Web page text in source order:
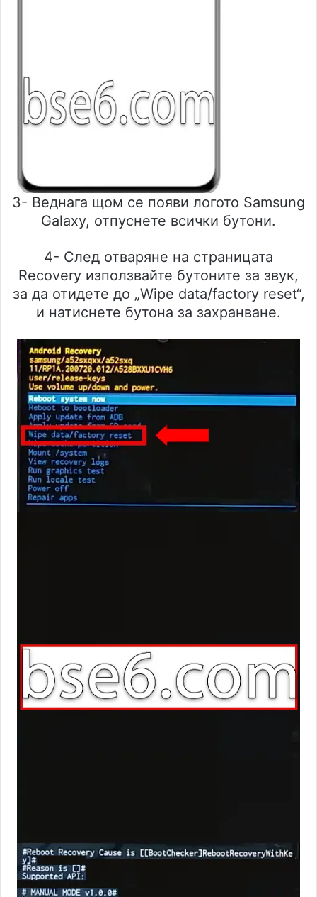
3- Веднага щом се появи логото Samsung
Galaxy, отпуснете всички бутони.
4- След отваряне на страницата
Recovery използвайте бутоните за звук,
за да отидете до „Wipe data/factory reset“,
и натиснете бутона за захранване.